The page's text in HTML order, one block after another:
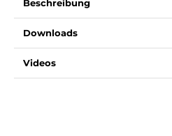
Beschreibung
Downloads
Videos